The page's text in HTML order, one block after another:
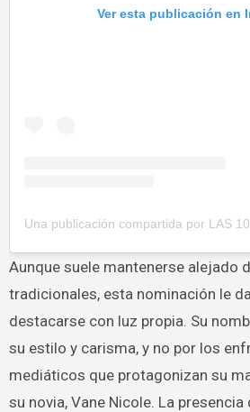
Ver esta publicación en
Una publicación compartida por LAS
Aunque suele mantenerse alejado
tradicionales, esta nominación le
destacarse con luz propia. Su
su estilo y carisma, y no por los
mediáticos que protagonizan su
su novia, Vane Nicole. La presencia